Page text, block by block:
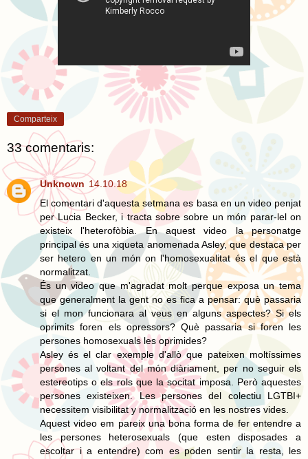
Comparteix
33 comentaris:
Unknown 14.10.18
El comentari d'aquesta setmana es basa en un video penjat
per Lucia Becker, i tracta sobre sobre un món parar-lel on
existeix l'heterofòbia. En aquest video la personatge
principal és una xiqueta anomenada Asley, que destaca per
ser hetero en un món on l'homosexualitat és el que està
normalitzat.
És un video que m'agradat molt perque exposa un tema
que generalment la gent no es fica a pensar: què passaria
si el mon funcionara al veus en alguns aspectes? Si els
oprimits foren els opressors? Què passaria si foren les
persones homosexuals les oprimides?
Asley és el clar exemple d'allò que pateixen moltíssimes
persones al voltant del món diàriament, per no seguir els
estereotips o els rols que la socitat imposa. Però aquestes
persones existeixen. Les persones del colectiu LGTBI+
necessitem visibilitat y normalització en les nostres vides.
Aquest video em pareix una bona forma de fer entendre a
les persones heterosexuals (que esten disposades a
escoltar i a entendre) com es poden sentir la resta, les